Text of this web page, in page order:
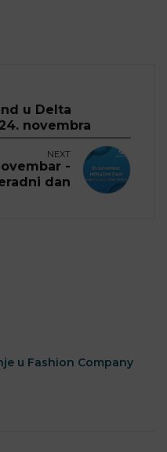
u Delta
novembra
NEXT
-
dan
u Fashion Company